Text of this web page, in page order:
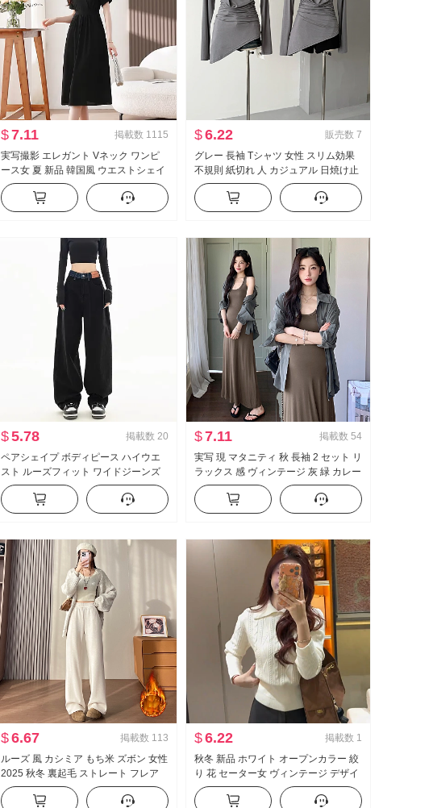
$7.11 掲載数 1115
実写撮影 エレガント Vネック ワンピ
ース女 夏 新品 韓国風 ウエストシェイ
プ カバー おなか スリム効果 ヘル 本
風 ブラック ロングスカート
$6.22 販売数 7
グレー 長袖 Tシャツ 女性 スリム効果
不規則 紙切れ 人 カジュアル 日焼け止
め ブラウス 絞め 腰にかける 服
$5.78 掲載数 20
ペアシェイプ ボディピース ハイウエ
スト ルーズフィット ワイドジーンズ
大きいサイズ 女性 太ったmm カバー
股 スリム効果 フロアレングス ズボン
ブラック
$7.11 掲載数 54
実写 現 マタニティ 秋 長袖 2 セット リ
ラックス 感 ヴィンテージ 灰 緑 カレー
スリムフィット スリム効果 シャツ セ
ットアップ
$6.67 掲載数 113
ルーズ 風 カシミア もち米 ズボン 女性
2025 秋冬 裏起毛 ストレート フレア
ズボン リラックス 垂 感 小柄 カジュア
ルパンツ
$6.22 掲載数 1
秋冬 新品 ホワイト オープンカラー 絞
り 花 セーター女 ヴィンテージ デザイ
ン 感 内 かける インナーシャツ 厚手
ニットセーター トップス